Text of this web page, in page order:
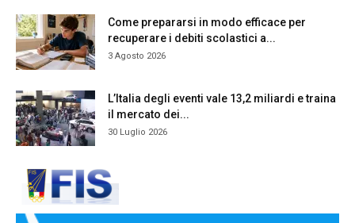
Come prepararsi in modo efficace per
recuperare i debiti scolastici a...
3 Agosto 2026
L’Italia degli eventi vale 13,2 miliardi e traina
il mercato dei...
30 Luglio 2026